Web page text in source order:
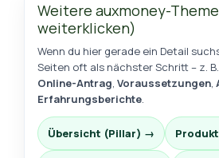
Weitere auxmoney-
weiterklicken)
Wenn du hier gerade ein Detail
Seiten oft als nächster Schritt – z. B.
Online-Antrag, Voraussetzungen,
Erfahrungsberichte.
Übersicht (Pillar) →